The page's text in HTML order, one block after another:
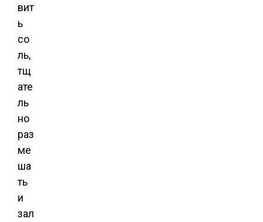
вит
ь
со
ль,
тщ
ате
ль
но
раз
ме
ша
ть
и
зал